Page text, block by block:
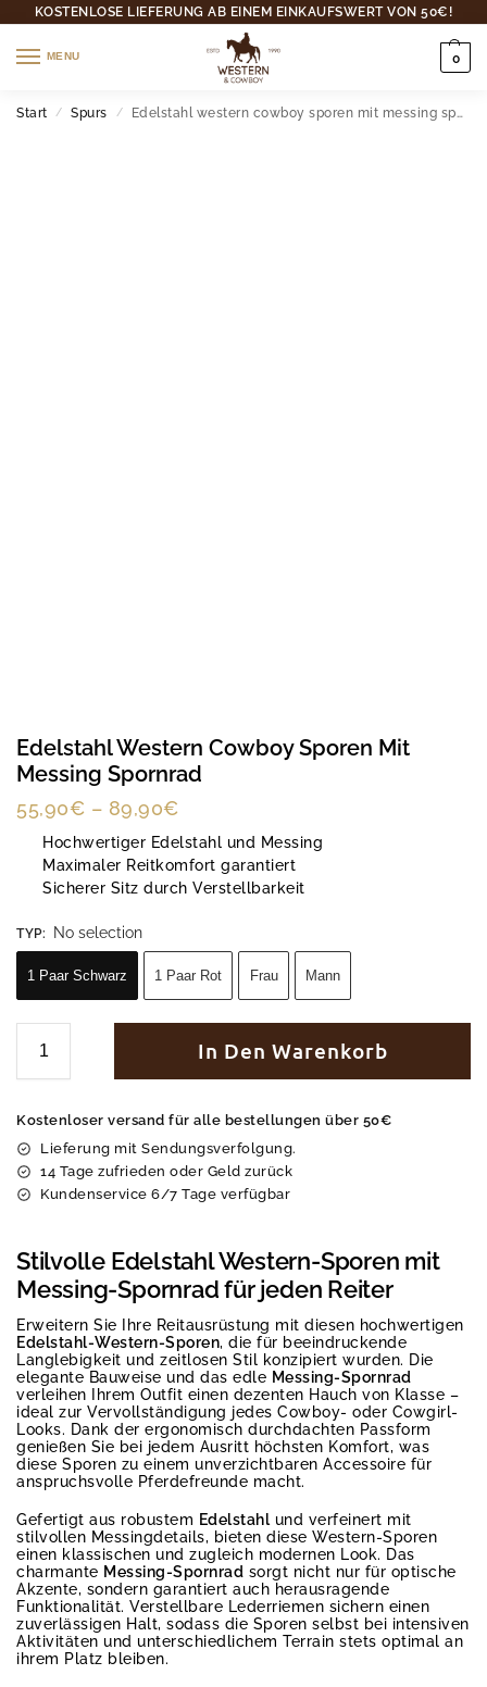
KOSTENLOSE LIEFERUNG AB EINEM EINKAUFSWERT VON 50€!
MENU 0
Start / Spurs / Edelstahl western cowboy sporen mit messing spornrad
Edelstahl Western Cowboy Sporen Mit
Messing Spornrad
55,90€ – 89,90€
Hochwertiger Edelstahl und Messing
Maximaler Reitkomfort garantiert
Sicherer Sitz durch Verstellbarkeit
TYP: No selection
1 Paar Schwarz 1 Paar Rot Frau Mann
In Den Warenkorb
Kostenloser versand für alle bestellungen über 50€
Lieferung mit Sendungsverfolgung.
14 Tage zufrieden oder Geld zurück
Kundenservice 6/7 Tage verfügbar
Stilvolle Edelstahl Western-Sporen mit
Messing-Spornrad für jeden Reiter
Erweitern Sie Ihre Reitausrüstung mit diesen hochwertigen
Edelstahl-Western-Sporen, die für beeindruckende
Langlebigkeit und zeitlosen Stil konzipiert wurden. Die
elegante Bauweise und das edle Messing-Spornrad
verleihen Ihrem Outfit einen dezenten Hauch von Klasse –
ideal zur Vervollständigung jedes Cowboy- oder Cowgirl-
Looks. Dank der ergonomisch durchdachten Passform
genießen Sie bei jedem Ausritt höchsten Komfort, was
diese Sporen zu einem unverzichtbaren Accessoire für
anspruchsvolle Pferdefreunde macht.
Gefertigt aus robustem Edelstahl und verfeinert mit
stilvollen Messingdetails, bieten diese Western-Sporen
einen klassischen und zugleich modernen Look. Das
charmante Messing-Spornrad sorgt nicht nur für optische
Akzente, sondern garantiert auch herausragende
Funktionalität. Verstellbare Lederriemen sichern einen
zuverlässigen Halt, sodass die Sporen selbst bei intensiven
Aktivitäten und unterschiedlichem Terrain stets optimal an
ihrem Platz bleiben.